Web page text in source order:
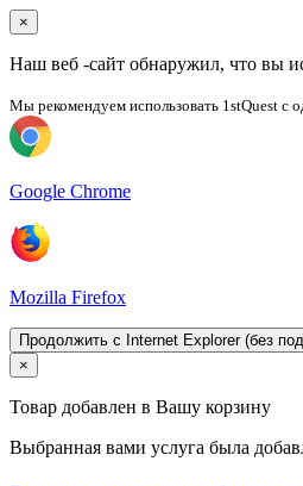
×
Наш веб -сайт обнаружил, что вы
Мы рекомендуем использовать 1stQuest с
Google Chrome
Mozilla Firefox
Продолжить с Internet Explorer (без
×
Товар добавлен в Вашу корзину
Выбранная вами услуга была